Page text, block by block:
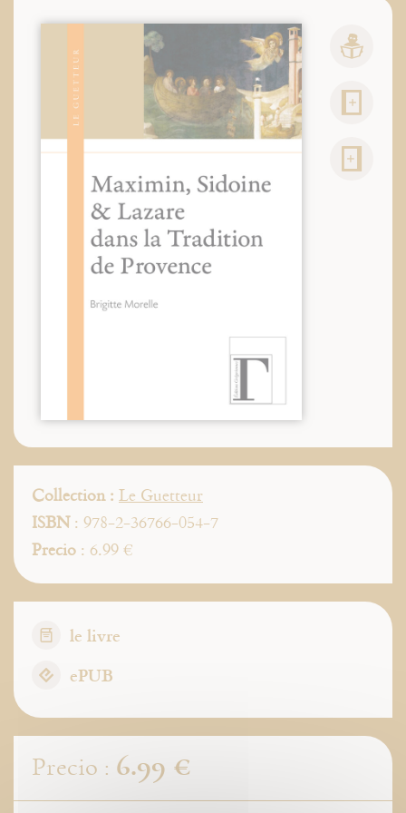
Collection : Le Guetteur
ISBN: 978-2-36766-054-7
Precio : 6.99 €
le livre
ePUB
Precio : 6.99 €